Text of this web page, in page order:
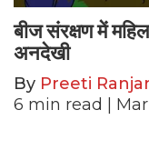
बीज संरक्षण में
अनदेखी
By Preeti
6 min read |